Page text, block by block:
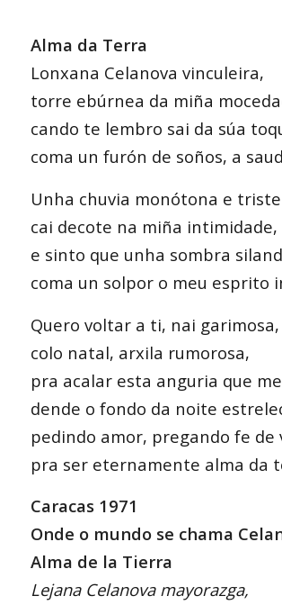
Alma da Terra
Lonxana Celanova vinculeira,
torre ebúrnea da miña
cando te lembro sai da súa
coma un furón de soños, a
Unha chuvia monótona e
cai decote na miña intimidade,
e sinto que unha sombra
coma un solpor o meu esprito
Quero voltar a ti, nai garimosa,
colo natal, arxila rumorosa,
pra acalar esta anguria que
dende o fondo da noite
pedindo amor, pregando fe de
pra ser eternamente alma da
Caracas 1971
Onde o mundo se chama
Alma de la Tierra
Lejana Celanova mayorazga,